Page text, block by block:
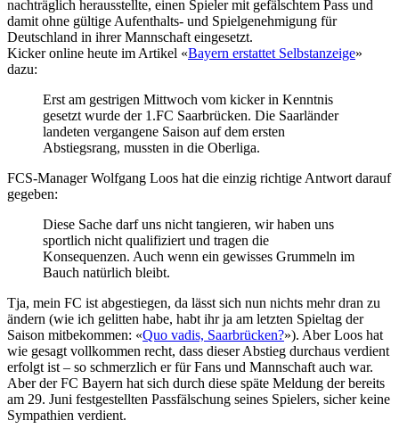
nachträglich herausstellte, einen Spieler mit gefälschtem Pass und
damit ohne gültige Aufenthalts- und Spielgenehmigung für
Deutschland in ihrer Mannschaft eingesetzt.
Kicker online heute im Artikel «Bayern erstattet Selbstanzeige»
dazu:
Erst am gestrigen Mittwoch vom kicker in Kenntnis
gesetzt wurde der 1.FC Saarbrücken. Die Saarländer
landeten vergangene Saison auf dem ersten
Abstiegsrang, mussten in die Oberliga.
FCS-Manager Wolfgang Loos hat die einzig richtige Antwort darauf
gegeben:
Diese Sache darf uns nicht tangieren, wir haben uns
sportlich nicht qualifiziert und tragen die
Konsequenzen. Auch wenn ein gewisses Grummeln im
Bauch natürlich bleibt.
Tja, mein FC ist abgestiegen, da lässt sich nun nichts mehr dran zu
ändern (wie ich gelitten habe, habt ihr ja am letzten Spieltag der
Saison mitbekommen: «Quo vadis, Saarbrücken?»). Aber Loos hat
wie gesagt vollkommen recht, dass dieser Abstieg durchaus verdient
erfolgt ist – so schmerzlich er für Fans und Mannschaft auch war.
Aber der FC Bayern hat sich durch diese späte Meldung der bereits
am 29. Juni festgestellten Passfälschung seines Spielers, sicher keine
Sympathien verdient.